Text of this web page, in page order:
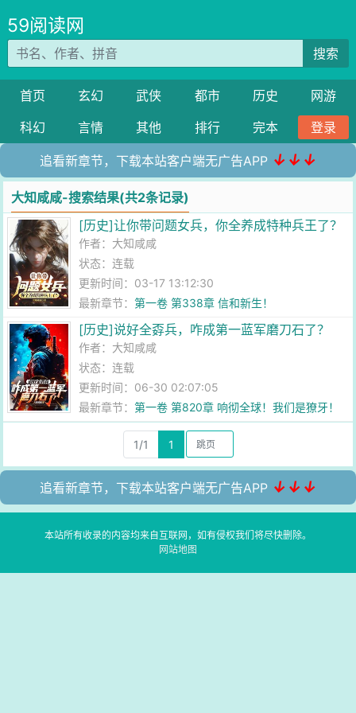
59阅读网
搜索
首页 玄幻 武侠 都市 历史
网游
科幻
言情 其他 排行 完本 登录
追看新章节，下载本站客户端无广告APP ↓↓↓
大知咸咸-搜索结果(共2条记录)
[历史]让你带问题女兵，你全养成特种兵王了？
作者： 大知咸咸
状态：连载
更新时间：03-17 13:12:30
最新章节：第一卷 第338章 信和新生！
[历史]说好全孬兵，咋成第一蓝军磨刀石了？
作者： 大知咸咸
状态：连载
更新时间：06-30 02:07:05
最新章节：第一卷 第820章 响彻全球！我们是獠牙！
1/1 1
追看新章节，下载本站客户端无广告APP ↓↓↓
本站所有收录的内容均来自互联网，如有侵权我们将尽快删除。
网站地图